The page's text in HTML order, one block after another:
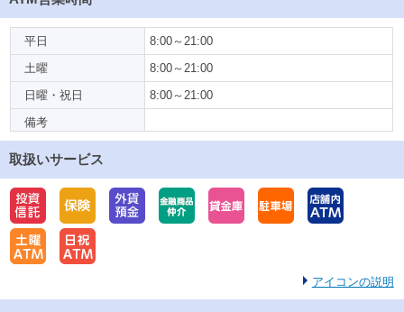
平日
8:00～21:00
土曜
8:00～21:00
日曜・祝日
8:00～21:00
備考
取扱いサービス
アイコンの説明